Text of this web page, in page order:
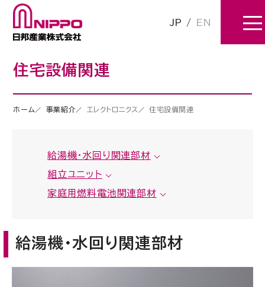
JP / EN
住宅設備関連
ホーム 事業紹介 エレクトロニクス 住宅設備関連
給湯機・水回り関連部材
組立ユニット
家庭用燃料電池関連部材
給湯機・水回り関連部材